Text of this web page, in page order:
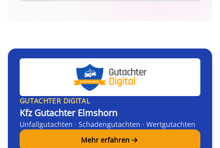
GUTACHTER DIGITAL
Kfz Gutachter Elmshorn
Unfallgutachten · Schadengutachten · Wertgutachten
Mehr erfahren